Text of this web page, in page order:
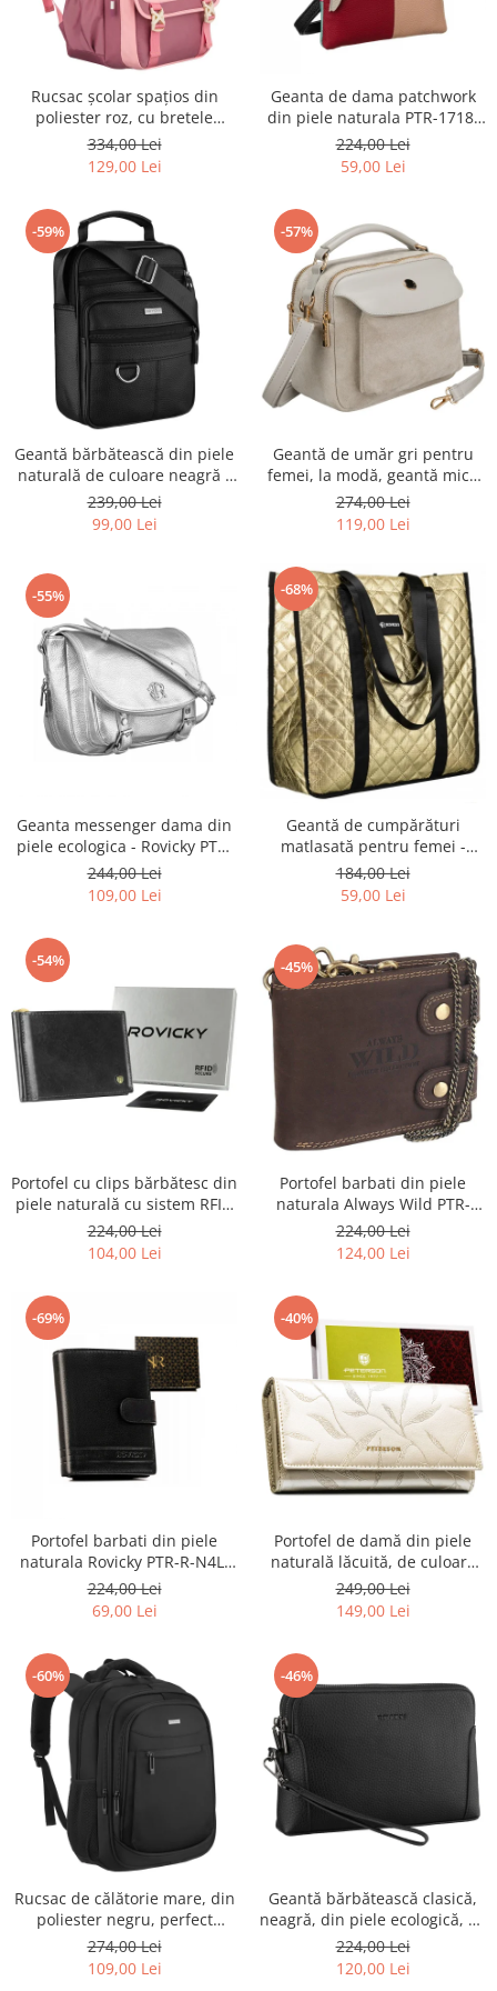
Rucsac școlar spațios din
poliester roz, cu bretele
reglabile - Peterson PTR-PTN
8610-1327 PINK
334,00 Lei
129,00 Lei
Geanta de dama patchwork
din piele naturala PTR-1718-
SKL-6922 MULTI
224,00 Lei
59,00 Lei
-59%
Geantă bărbătească din piele
naturală de culoare neagră -
Rovicky PTR-R-ST7-01-7571-
BLACK
239,00 Lei
99,00 Lei
-57%
Geantă de umăr gri pentru
femei, la modă, geantă mică
urbană cu fermoar, piele
ecologică - Peterson PTR-PTN
MX02-P-7700
274,00 Lei
119,00 Lei
-55%
Geanta messenger dama din
piele ecologica - Rovicky PTR-
R-TOR-ALE-2-3776 SIL
244,00 Lei
109,00 Lei
-68%
Geantă de cumpărături
matlasată pentru femei -
Rovicky PTR-RSPV-001P-5277
GOLD
184,00 Lei
59,00 Lei
-54%
Portofel cu clips bărbătesc din
piele naturală cu sistem RFID
- Rovicky PTR-N1908-RVT-9799
BLACK
224,00 Lei
104,00 Lei
-45%
Portofel barbati din piele
naturala Always Wild PTR-
2900-BIC
224,00 Lei
124,00 Lei
-69%
Portofel barbati din piele
naturala Rovicky PTR-R-N4L-
GAT-8922 B+B
224,00 Lei
69,00 Lei
-40%
Portofel de damă din piele
naturală lăcuită, de culoare
bej, cu închidere cu capsă -
Peterson
249,00 Lei
149,00 Lei
-60%
Rucsac de călătorie mare, din
poliester negru, perfect
pentru bagajul de mână -
Rovicky PTR-R-BHX-05-1020
274,00 Lei
109,00 Lei
-46%
Geantă bărbătească clasică,
neagră, din piele ecologică, cu
fermoar - Rovicky PTR-R-SDR-
01-1631 BLACK
224,00 Lei
120,00 Lei